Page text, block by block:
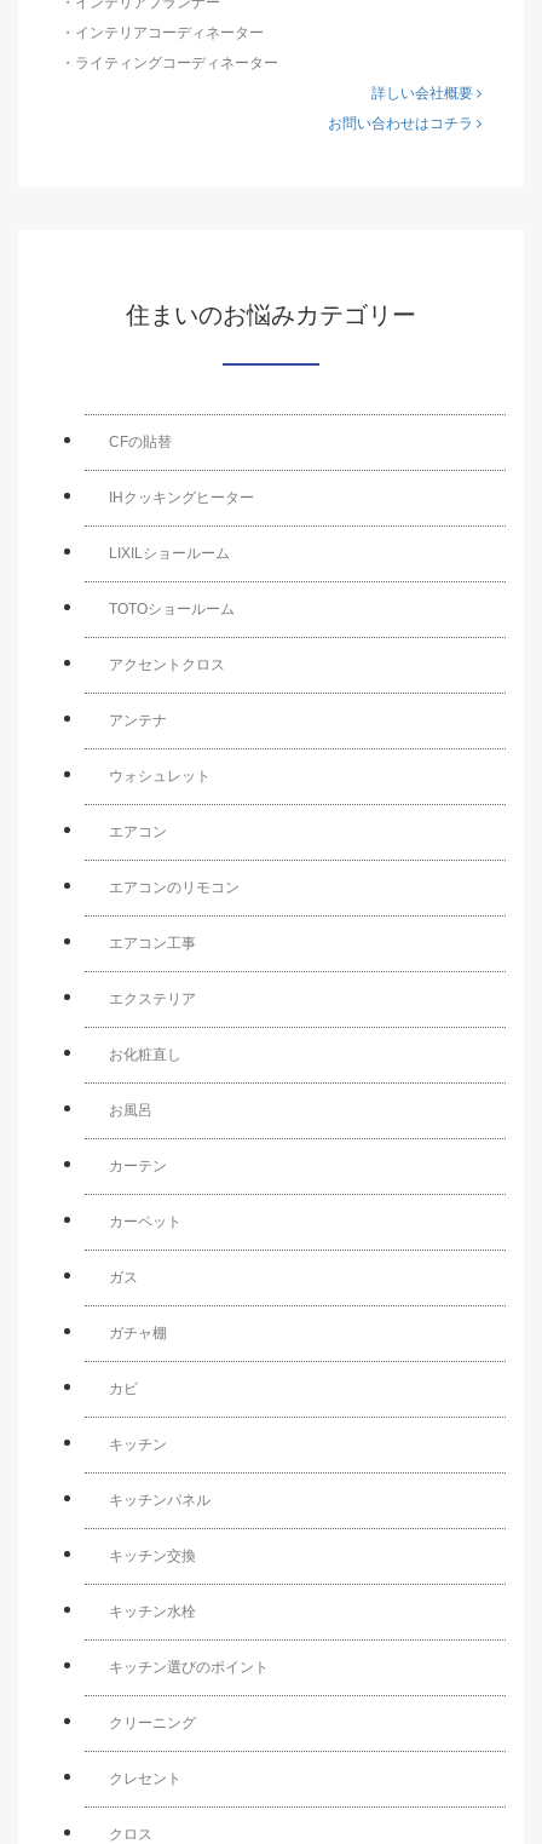
・インテリアコーディネーター
・ライティングコーディネーター
詳しい会社概要
お問い合わせはコチラ
住まいのお悩みカテゴリー
CFの貼替
IHクッキングヒーター
LIXILショールーム
TOTOショールーム
アクセントクロス
アンテナ
ウォシュレット
エアコン
エアコンのリモコン
エアコン工事
エクステリア
お化粧直し
お風呂
カーテン
カーペット
ガス
ガチャ棚
カビ
キッチン
キッチンパネル
キッチン交換
キッチン水栓
キッチン選びのポイント
クリーニング
クレセント
クロス